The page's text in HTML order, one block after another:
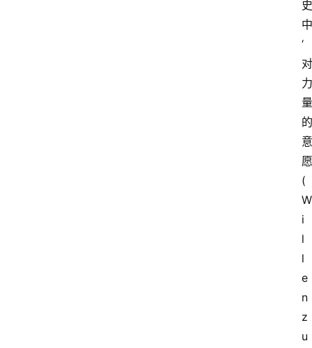
史
中
‘
对
力
量
的
意
愿
(
W
i
l
l
e
n
z
u